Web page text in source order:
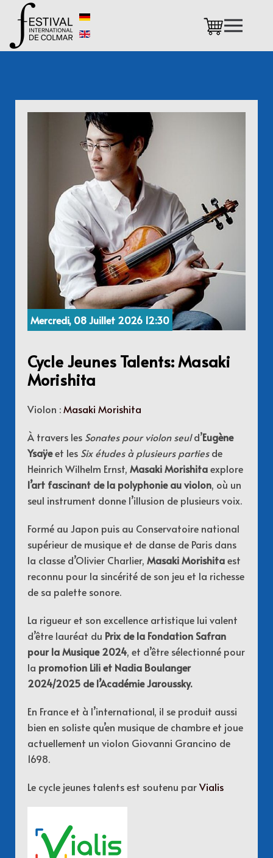
Accéder au contenu principal
Mercredi, 08 Juillet 2026 12:30
Cycle Jeunes Talents: Masaki
Morishita
Violon :Masaki Morishita
À travers les Sonates pour violon seuld’Eugène
Ysaÿeet les Six études à plusieurs partiesde
Heinrich Wilhelm Ernst, Masaki Morishitaexplore
l’art fascinant de la polyphonie au violon, où un
seul instrument donne l’illusion de plusieurs voix.
Formé au Japon puis au Conservatoire national
supérieur de musique et de danse de Paris dans
la classe d’Olivier Charlier, Masaki Morishitaest
reconnu pour la sincérité de son jeu et la richesse
de sa palette sonore.
La rigueur et son excellence artistique lui valent
d’être lauréat du Prix de la Fondation Safran
pour la Musique 2024, et d’être sélectionné pour
la promotion Lili et Nadia Boulanger
2024/2025 de l’Académie Jaroussky.
En France et à l’international, il se produit aussi
bien en soliste qu’en musique de chambre et joue
actuellement un violon Giovanni Grancino de
1698.
Le cycle jeunes talents est soutenu parVialis